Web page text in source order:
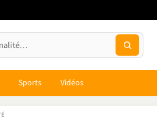
Sports Vidéos